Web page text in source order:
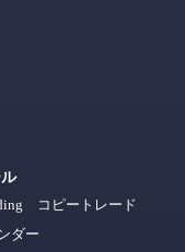
コピートレード
ダー